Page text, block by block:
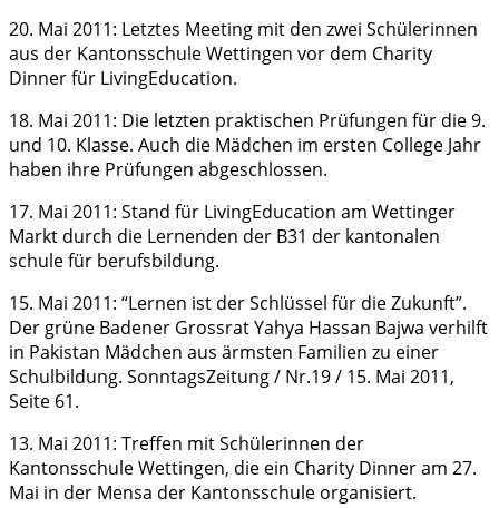
20. Mai 2011: Letztes Meeting mit den zwei Schülerinnen
aus der Kantonsschule Wettingen vor dem Charity
Dinner für LivingEducation.
18. Mai 2011: Die letzten praktischen Prüfungen für die 9.
und 10. Klasse. Auch die Mädchen im ersten College Jahr
haben ihre Prüfungen abgeschlossen.
17. Mai 2011: Stand für LivingEducation am Wettinger
Markt durch die Lernenden der B31 der kantonalen
schule für berufsbildung.
15. Mai 2011: “Lernen ist der Schlüssel für die Zukunft”.
Der grüne Badener Grossrat Yahya Hassan Bajwa verhilft
in Pakistan Mädchen aus ärmsten Familien zu einer
Schulbildung. SonntagsZeitung / Nr.19 / 15. Mai 2011,
Seite 61.
13. Mai 2011: Treffen mit Schülerinnen der
Kantonsschule Wettingen, die ein Charity Dinner am 27.
Mai in der Mensa der Kantonsschule organisiert.